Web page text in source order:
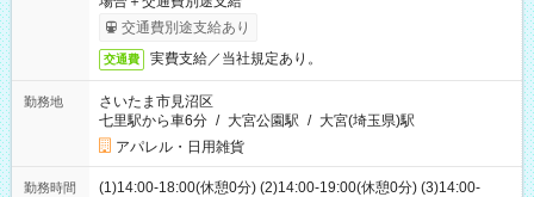
交通費別途支給あり
交通費 実費支給／当社規定あり。
勤務地
さいたま市見沼区
七里駅から車6分 / 大宮公園駅 / 大宮(埼玉県)駅
アパレル・日用雑貨
勤務時間
(1)14:00-18:00(休憩0分) (2)14:00-19:00(休憩0分) (3)14:00-